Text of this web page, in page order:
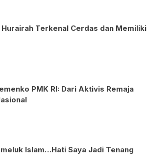
Terkenal Cerdas dan Memiliki
PMK RI: Dari Aktivis Remaja
Islam…Hati Saya Jadi Tenang